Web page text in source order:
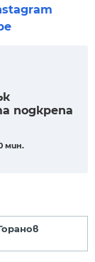
подкрепа
мин.